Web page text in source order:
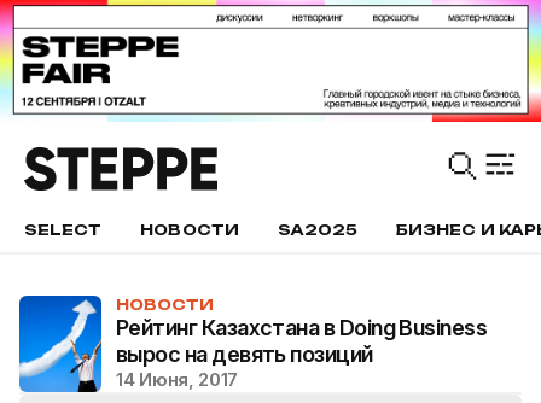
SELECT НОВОСТИ SA2025 БИЗНЕС И
НОВОСТИ
Рейтинг Казахстана в Doing Business
вырос на девять позиций
14 Июня, 2017